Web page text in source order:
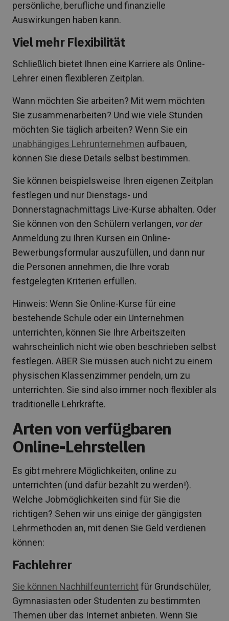
persönliche, berufliche und finanzielle
Auswirkungen haben kann.
Viel mehr Flexibilität
Schließlich bietet Ihnen eine Karriere als Online-
Lehrer einen flexibleren Zeitplan.
Wann möchten Sie arbeiten? Mit wem möchten
Sie zusammenarbeiten? Und wie viele Stunden
möchten Sie täglich arbeiten? Wenn Sie ein
unabhängiges Lehrunternehmen aufbauen,
können Sie diese Details selbst bestimmen.
Sie können beispielsweise Ihren eigenen Zeitplan
festlegen und nur Dienstags- und
Donnerstagnachmittags Live-Kurse abhalten. Oder
Sie können von den Schülern verlangen, vor der
Anmeldung zu Ihren Kursen ein Online-
Bewerbungsformular auszufüllen, und dann nur
die Personen annehmen, die Ihre vorab
festgelegten Kriterien erfüllen.
Hinweis: Wenn Sie Online-Kurse für eine
bestehende Schule oder ein Unternehmen
unterrichten, können Sie Ihre Arbeitszeiten
wahrscheinlich nicht wie oben beschrieben selbst
festlegen. ABER Sie müssen auch nicht zu einem
physischen Klassenzimmer pendeln, um zu
unterrichten. Sie sind also immer noch flexibler als
traditionelle Lehrkräfte.
Arten von verfügbaren
Online-Lehrstellen
Es gibt mehrere Möglichkeiten, online zu
unterrichten (und dafür bezahlt zu werden!).
Welche Jobmöglichkeiten sind für Sie die
richtigen? Sehen wir uns einige der gängigsten
Lehrmethoden an, mit denen Sie Geld verdienen
können:
Fachlehrer
Sie können Nachhilfeunterrichtfür Grundschüler,
Gymnasiasten oder Studenten zu bestimmten
Themen über das Internet anbieten. Wenn Sie